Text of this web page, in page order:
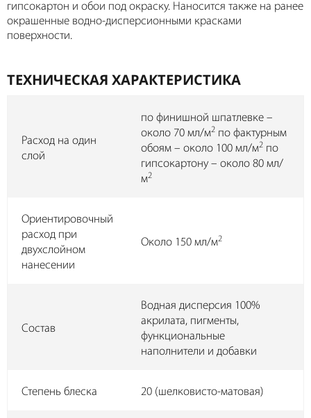
гипсокартон и обои под окраску. Наносится также на ранее
окрашен­ные водно-дисперсионными красками
поверхности.
ТЕХНИЧЕСКАЯ ХАРАКТЕРИСТИКА
Расход на один
слой
по финишной шпатлевке –
около 70 мл/м2 по фактурным
обоям – около 100 мл/м2 по
гипсокартону – около 80 мл/
м2
Ориентировочный
расход при
двухслойном
нанесении
Около 150 мл/м2
Состав
Водная дисперсия 100%
акрилата, пигменты,
функциональные
наполнители и добавки
Степень блеска 20 (шелковисто-матовая)